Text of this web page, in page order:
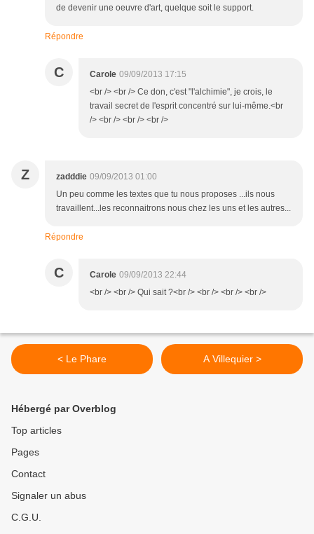
de devenir une oeuvre d'art, quelque soit le support.
Répondre
C Carole 09/09/2013 17:15
<br /> <br /> Ce don, c'est "l'alchimie", je crois, le
travail secret de l'esprit concentré sur lui-même.<br
/> <br /> <br /> <br />
Z zadddie 09/09/2013 01:00
Un peu comme les textes que tu nous proposes ...ils nous
travaillent...les reconnaitrons nous chez les uns et les autres...
Répondre
C Carole 09/09/2013 22:44
<br /> <br /> Qui sait ?<br /> <br /> <br /> <br />
< Le Phare A Villequier >
Hébergé par Overblog
Top articles
Pages
Contact
Signaler un abus
C.G.U.